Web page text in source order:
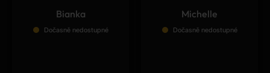
Bianka
Dočasně nedostupné
Michelle
Dočasně nedostupné